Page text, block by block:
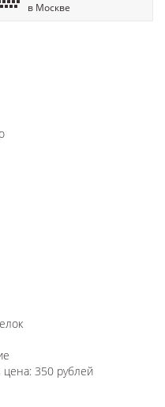
в Москве
цена: 350 рублей